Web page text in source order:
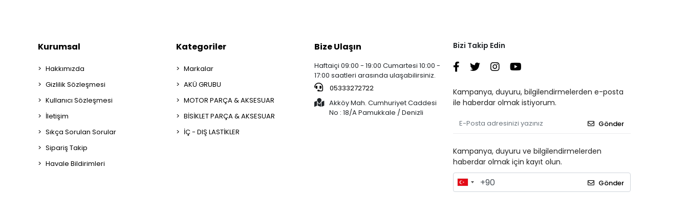
Kurumsal
Hakkımızda
Gizlilik Sözleşmesi
Kullanıcı Sözleşmesi
İletişim
Sıkça Sorulan Sorular
Sipariş Takip
Havale Bildirimleri
Kategoriler
Markalar
AKÜ GRUBU
MOTOR PARÇA & AKSESUAR
BİSİKLET PARÇA & AKSESUAR
İÇ - DIŞ LASTİKLER
Bize Ulaşın
Haftaiçi 09:00 - 19:00 Cumartesi 10:00 -
17:00 saatleri arasında ulaşabilirsiniz.
05333272722
Akköy Mah. Cumhuriyet Caddesi
No : 18/A Pamukkale / Denizli
Bizi Takip Edin
Kampanya, duyuru, bilgilendirmelerden e-posta
ile haberdar olmak istiyorum.
Gönder
Kampanya, duyuru ve bilgilendirmelerden
haberdar olmak için kayıt olun.
Gönder